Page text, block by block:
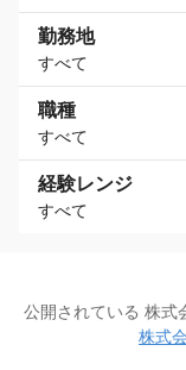
勤務地
すべて
職種
すべて
経験レンジ
すべて
公開されている 株式
株式